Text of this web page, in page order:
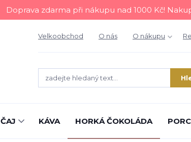
Doprava zdarma při nákupu nad 1000 Kč!
Velkoobchod O nás O nákupu
ČAJ KÁVA HORKÁ ČOKOLÁDA